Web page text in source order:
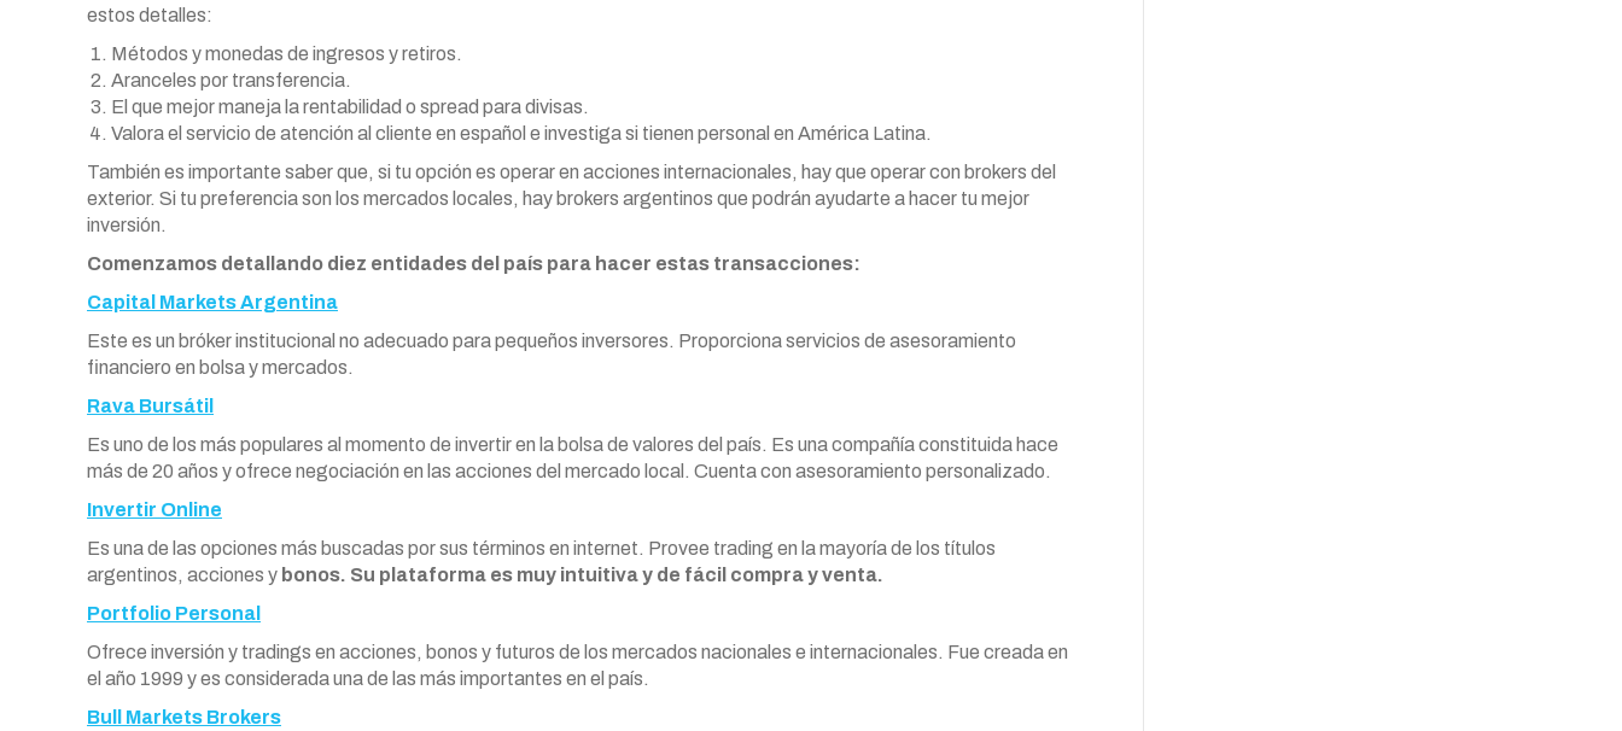
estos detalles:
Métodos y monedas de ingresos y retiros.
Aranceles por transferencia.
El que mejor maneja la rentabilidad o spread para divisas.
Valora el servicio de atención al cliente en español e investiga si tienen personal en América Latina.
También es importante saber que, si tu opción es operar en acciones internacionales, hay que operar con brokers del
exterior. Si tu preferencia son los mercados locales, hay brokers argentinos que podrán ayudarte a hacer tu mejor
inversión.
Comenzamos detallando diez entidades del país para hacer estas transacciones:
Capital Markets Argentina
Este es un bróker institucional no adecuado para pequeños inversores. Proporciona servicios de asesoramiento
financiero en bolsa y mercados.
Rava Bursátil
Es uno de los más populares al momento de invertir en la bolsa de valores del país. Es una compañía constituida hace
más de 20 años y ofrece negociación en las acciones del mercado local. Cuenta con asesoramiento personalizado.
Invertir Online
Es una de las opciones más buscadas por sus términos en internet. Provee trading en la mayoría de los títulos
argentinos, acciones y bonos. Su plataforma es muy intuitiva y de fácil compra y venta.
Portfolio Personal
Ofrece inversión y tradings en acciones, bonos y futuros de los mercados nacionales e internacionales. Fue creada en
el año 1999 y es considerada una de las más importantes en el país.
Bull Markets Brokers